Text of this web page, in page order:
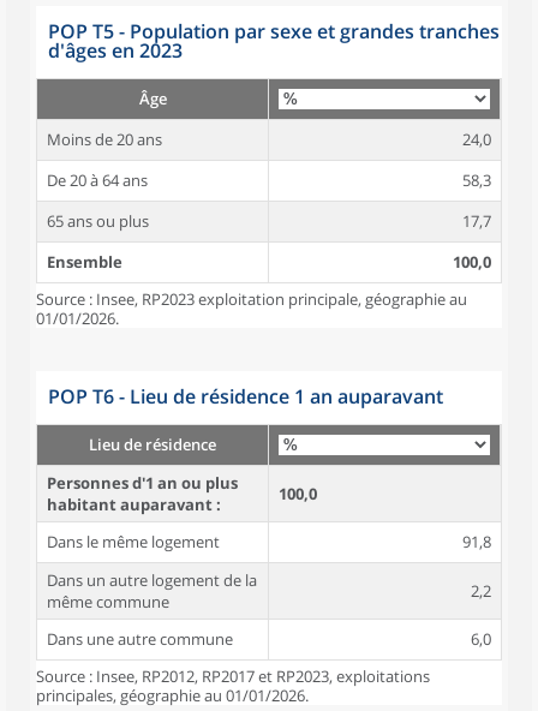
POP T5 - Population par sexe et grandes tranches
d'âges en 2023
Âge
Moins de 20 ans
24,0
De 20 à 64 ans
58,3
65 ans ou plus
17,7
Ensemble
100,0
Source : Insee, RP2023 exploitation principale, géographie au
01/01/2026.
POP T6 - Lieu de résidence 1 an auparavant
Lieu de résidence
Personnes d'1 an ou plus
habitant auparavant :
100,0
Dans le même logement
91,8
Dans un autre logement de la
même commune
2,2
Dans une autre commune
6,0
Source : Insee, RP2012, RP2017 et RP2023, exploitations
principales, géographie au 01/01/2026.